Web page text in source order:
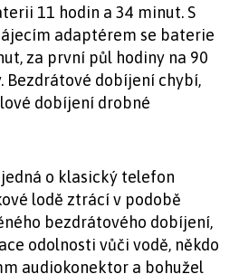
11 hodin a 34 minut. S
adaptérem se baterie
za první půl hodiny na 90
Bezdrátové dobíjení chybí,
dobíjení drobné
o klasický telefon
lodě ztrácí v podobě
bezdrátového dobíjení,
odolnosti vůči vodě, někdo
audiokonektor a bohužel